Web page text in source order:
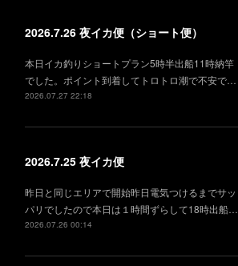
2026.7.26 夜イカ便（ショート便）
本日イカ釣りショートプラン5時半出船11時納竿
でした。ポイント到着してトロトロ潮で不安で…
2026.07.27 22:18
2026.7.25 夜イカ便
昨日と同じエリアで開始昨日電気つけるまでサッ
パリでしたので本日は１時間ずらして18時出船…
2026.07.26 00:14